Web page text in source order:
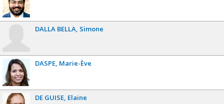
DALLA BELLA Simone
DASPE Marie-Ève
DE GUISE Elaine